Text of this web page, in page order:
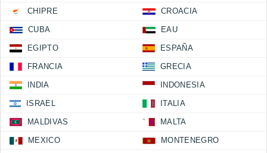
CHIPRE CROACIA
CUBA EAU
EGIPTO ESPAÑA
FRANCIA GRECIA
INDIA INDONESIA
ISRAEL ITALIA
MALDIVAS MALTA
MEXICO MONTENEGRO